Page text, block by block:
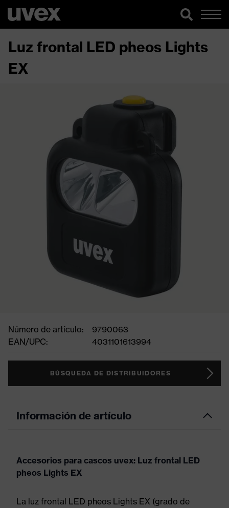
Luz frontal LED pheos Lights
EX
Número de artículo:
9790063
EAN/UPC:
4031101613994
BÚSQUEDA DE DISTRIBUIDORES
Información de artículo
Accesorios para cascos uvex: Luz frontal LED
pheos Lights EX
La luz frontal LED pheos Lights EX (grado de